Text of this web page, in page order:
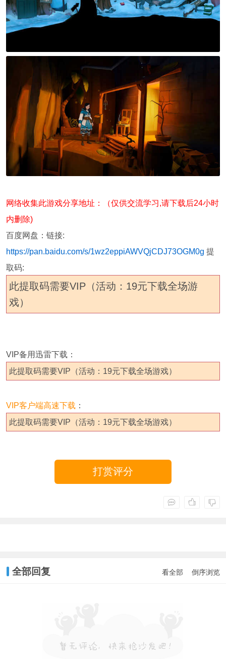
网络收集此游戏分享地址：（仅供交流学习,请下载后24小时
内删除)
百度网盘： 链接:
https://pan.baidu.com/s/1wz2eppiAWVQjCDJ73OGM0g 提
取码:
此提取码需要VIP（活动：19元下载全场游
戏）
VIP备用迅雷下载：
此提取码需要VIP（活动：19元下载全场游戏）
VIP客户端高速下载 ：
此提取码需要VIP（活动：19元下载全场游戏）
打赏评分
全部回复 看全部 倒序浏览